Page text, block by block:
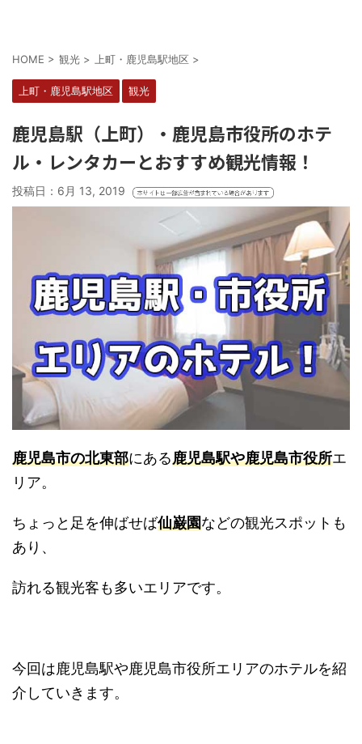
HOME > 観光 > 上町・鹿児島駅地区 >
上町・鹿児島駅地区 観光
鹿児島駅（上町）・鹿児島市役所のホテ
ル・レンタカーとおすすめ観光情報！
投稿日： 6月 13, 2019
鹿児島市の北東部にある鹿児島駅や鹿児島市役所エ
リア。
ちょっと足を伸ばせば仙巌園などの観光スポットも
あり、
訪れる観光客も多いエリアです。
今回は鹿児島駅や鹿児島市役所エリアのホテルを紹
介していきます。